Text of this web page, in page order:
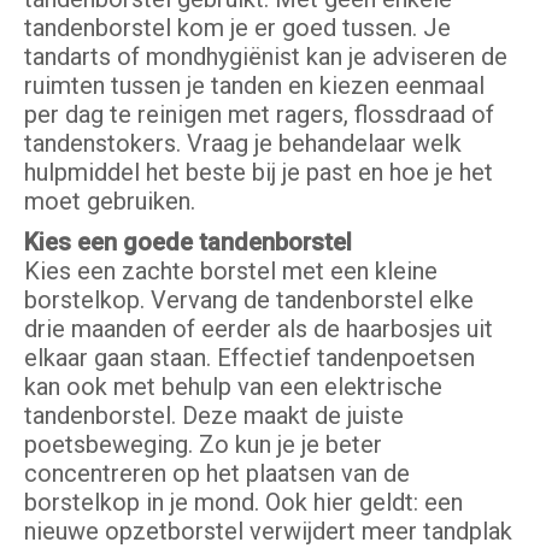
tandenborstel kom je er goed tussen. Je
tandarts of mondhygiënist kan je adviseren de
ruimten tussen je tanden en kiezen eenmaal
per dag te reinigen met ragers, flossdraad of
tandenstokers. Vraag je behandelaar welk
hulpmiddel het beste bij je past en hoe je het
moet gebruiken.
Kies een goede tandenborstel
Kies een zachte borstel met een kleine
borstelkop. Vervang de tandenborstel elke
drie maanden of eerder als de haarbosjes uit
elkaar gaan staan. Effectief tandenpoetsen
kan ook met behulp van een elektrische
tandenborstel. Deze maakt de juiste
poetsbeweging. Zo kun je je beter
concentreren op het plaatsen van de
borstelkop in je mond. Ook hier geldt: een
nieuwe opzetborstel verwijdert meer tandplak